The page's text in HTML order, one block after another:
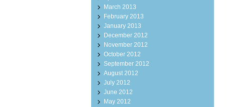
March 2013
February 2013
January 2013
December 2012
November 2012
October 2012
September 2012
August 2012
July 2012
June 2012
May 2012